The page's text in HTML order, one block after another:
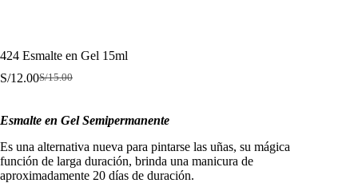
424 Esmalte en Gel 15ml
S/15.00
El
era:
S/15.00.
S/12.00El
es:
S/12.00.
Esmalte en Gel Semipermanente
Es una alternativa nueva para pintarse las uñas, su mágica
función de larga duración, brinda una manicura de
aproximadamente 20 días de duración.